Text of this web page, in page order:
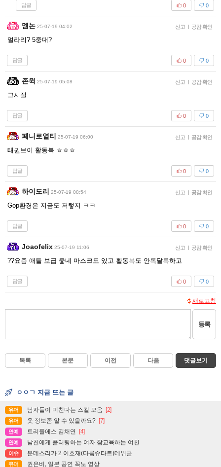
답글 0
0
멤논 25-07-19 04:02 신고 | 공감 확인
얼라리? 5중대?
답글 0
0
존윅 25-07-19 05:08 신고 | 공감 확인
그시절
답글 0
0
페니로열티 25-07-19 06:00 신고 | 공감 확인
태권브이 활동복 ㅎㅎㅎ
답글 0
0
하이도리 25-07-19 08:54 신고 | 공감 확인
Gop환경은 지금도 저렇지 ㅋㅋ
답글 0
0
Joaofelix 25-07-19 11:06 신고 | 공감 확인
??요즘 애들 보급 좋네 마스크도 있고 활동복도 안록달록하고
답글 0
0
새로고침
등록
목록 본문 이전 다음 댓글보기
ㅇㅇㄱ 지금 뜨는 글
유머 남자들이 미친다는 스킬 모음 [2]
유머 옷 정보좀 알 수 있을까요? [7]
연예 트리플에스 김채연 [4]
연예 남친에게 플러팅하는 여자 참교육하는 여친
이슈 분데스리가 2 이호재(다름슈타트)데뷔골
유머 권은비, 일본 공연 꼭노 영상